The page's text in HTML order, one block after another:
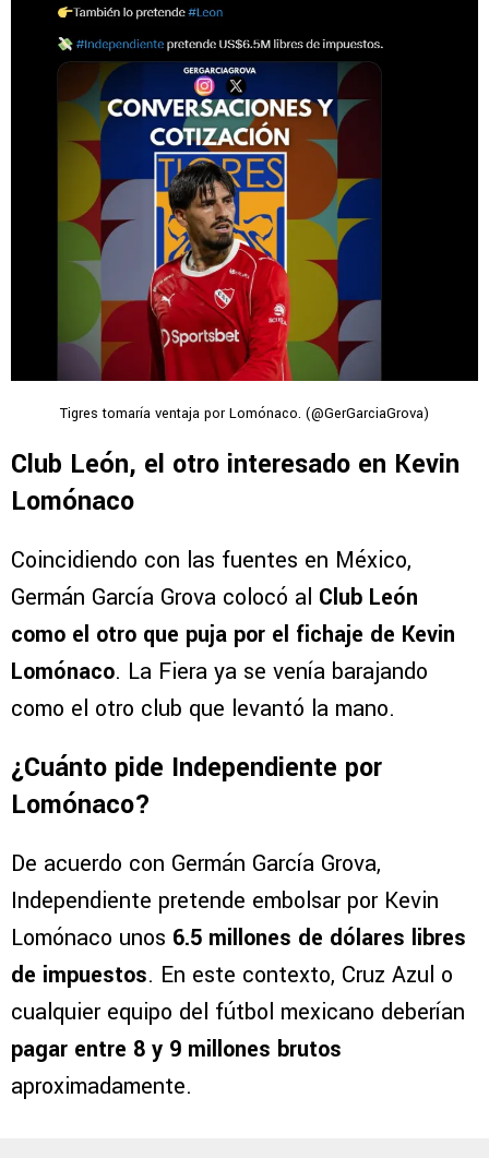
Tigres tomaría ventaja por Lomónaco. (@GerGarciaGrova)
Club León, el otro interesado en Kevin
Lomónaco
Coincidiendo con las fuentes en México,
Germán García Grova colocó al Club León
como el otro que puja por el fichaje de Kevin
Lomónaco. La Fiera ya se venía barajando
como el otro club que levantó la mano.
¿Cuánto pide Independiente por
Lomónaco?
De acuerdo con Germán García Grova,
Independiente pretende embolsar por Kevin
Lomónaco unos 6.5 millones de dólares libres
de impuestos. En este contexto, Cruz Azul o
cualquier equipo del fútbol mexicano deberían
pagar entre 8 y 9 millones brutos
aproximadamente.